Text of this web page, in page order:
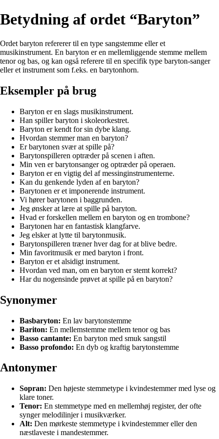
Betydning af ordet “Baryton”
Ordet baryton refererer til en type sangstemme eller et
musikinstrument. En baryton er en mellemliggende stemme mellem
tenor og bas, og kan også referere til en specifik type baryton-sanger
eller et instrument som f.eks. en barytonhorn.
Eksempler på brug
Baryton er en slags musikinstrument.
Han spiller baryton i skoleorkestret.
Baryton er kendt for sin dybe klang.
Hvordan stemmer man en baryton?
Er barytonen svær at spille på?
Barytonspilleren optræder på scenen i aften.
Min ven er barytonsanger og optræder på operaen.
Baryton er en vigtig del af messinginstrumenterne.
Kan du genkende lyden af en baryton?
Barytonen er et imponerende instrument.
Vi hører barytonen i baggrunden.
Jeg ønsker at lære at spille på baryton.
Hvad er forskellen mellem en baryton og en trombone?
Barytonen har en fantastisk klangfarve.
Jeg elsker at lytte til barytonmusik.
Barytonspilleren træner hver dag for at blive bedre.
Min favoritmusik er med baryton i front.
Baryton er et alsidigt instrument.
Hvordan ved man, om en baryton er stemt korrekt?
Har du nogensinde prøvet at spille på en baryton?
Synonymer
Basbaryton: En lav barytonstemme
Bariton: En mellemstemme mellem tenor og bas
Basso cantante: En baryton med smuk sangstil
Basso profondo: En dyb og kraftig barytonstemme
Antonymer
Sopran: Den højeste stemmetype i kvindestemmer med lyse og
klare toner.
Tenor: En stemmetype med en mellemhøj register, der ofte
synger melodilinjer i musikværker.
Alt: Den mørkeste stemmetype i kvindestemmer eller den
næstlaveste i mandestemmer.